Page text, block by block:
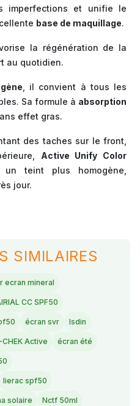
imperfections et unifie le
base de maquillage.
la régénération de la
au quotidien.
, il convient à tous les
Sa formule à absorption
effet gras.
des taches sur le front,
Active Unify Color
un teint plus homogène,
jour.
SIMILAIRES
ecran mineral
CC SPF50
écran svr Isdin
Active écran été
lierac spf50
solaire Nctf 50ml